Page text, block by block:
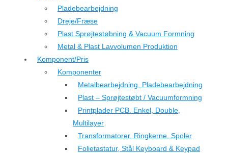
Pladebearbejdning
Dreje/Fræse
Plast Sprøjtestøbning & Vacuum Formning
Metal & Plast Lavvolumen Produktion
Komponent/Pris
Komponenter
Metalbearbejdning, Pladebearbejdning
Plast – Sprøjtestøbt / Vacuumformning
Printplader PCB. Enkel, Double,
Multilayer
Transformatorer, Ringkerne, Spoler
Folietastatur, Stål Keyboard & Keypad